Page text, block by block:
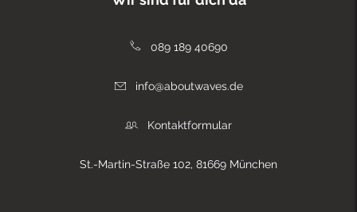
089 189 40690
info@aboutwaves.de
Kontaktformular
St.-Martin-Straße 102, 81669 München